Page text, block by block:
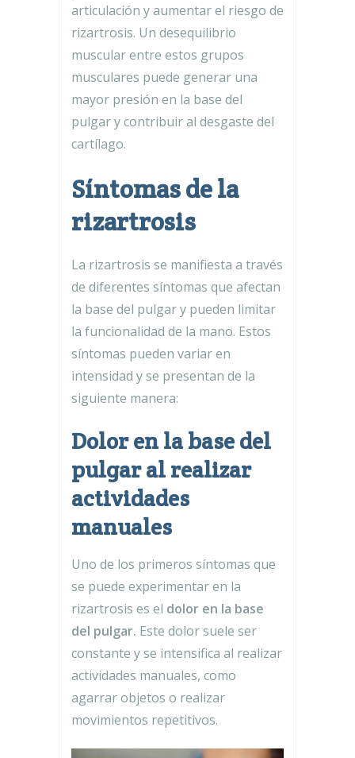
articulación y aumentar el riesgo de
rizartrosis. Un desequilibrio
muscular entre estos grupos
musculares puede generar una
mayor presión en la base del
pulgar y contribuir al desgaste del
cartílago.
Síntomas de la
rizartrosis
La rizartrosis se manifiesta a través
de diferentes síntomas que afectan
la base del pulgar y pueden limitar
la funcionalidad de la mano. Estos
síntomas pueden variar en
intensidad y se presentan de la
siguiente manera:
Dolor en la base del
pulgar al realizar
actividades
manuales
Uno de los primeros síntomas que
se puede experimentar en la
rizartrosis es el dolor en la base
del pulgar. Este dolor suele ser
constante y se intensifica al realizar
actividades manuales, como
agarrar objetos o realizar
movimientos repetitivos.